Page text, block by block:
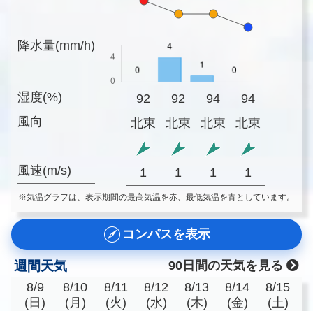
降水量(mm/h)
湿度(%)
風向
風速(m/s)
92 92 94
94
北東
北東 北東 北東
1 1 1 1
※気温グラフは、表示期間の最高気温を赤、最低気温を青としています。
コンパスを表示
週間天気
90日間の天気を見る
8/9
(日)
8/10
(月)
8/11
(火)
8/12
(水)
8/13
(木)
8/14
(金)
8/15
(土)